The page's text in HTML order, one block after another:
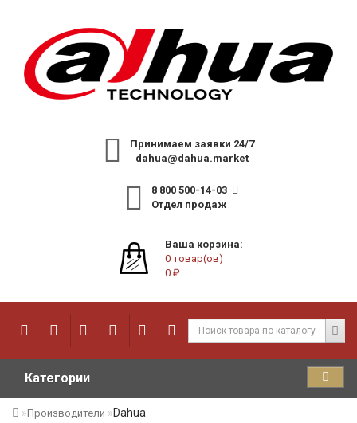
Принимаем заявки 24/7
dahua@dahua.market
8 800 500-14-03
Отдел продаж
Ваша корзина:
0 товар(ов)
0 ₽
Категории
Производители Dahua